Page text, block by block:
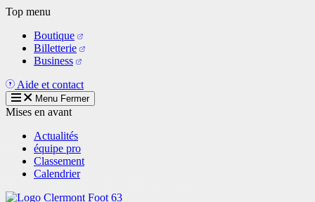
Aller
contenu
principal
Top menu
Boutique
Billetterie
Business
Aide et contact
Menu Fermer
Mises en avant
Actualités
équipe pro
Classement
Calendrier